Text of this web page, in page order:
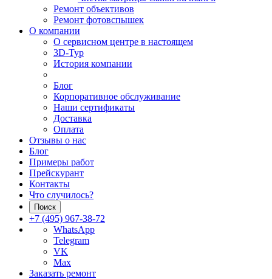
Ремонт объективов
Ремонт фотовспышек
О компании
О сервисном центре в настоящем
3D-Тур
История компании
Блог
Корпоративное обслуживание
Наши сертификаты
Доставка
Оплата
Отзывы о нас
Блог
Примеры работ
Прейскурант
Контакты
Что случилось?
Поиск
+7 (495) 967-38-72
WhatsApp
Telegram
VK
Max
Заказать ремонт